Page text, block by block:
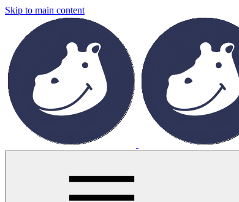
Skip to main content